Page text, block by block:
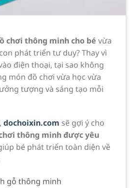
chơi thông minh cho bé vừa
phát triển tư duy? Thay vì
điện thoại, tại sao không
món đồ chơi vừa học vừa
tượng và sáng tạo mỗi
dochoixin.com sẽ gợi ý cho
thông minh được yêu
bé phát triển toàn diện về
gỗ thông minh